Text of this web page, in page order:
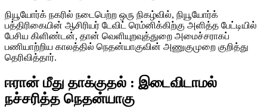
நியூயோர்க் நகரில் நடைபெற்ற ஒரு நிகழ்வில், நியூயோர்க்
பத்திரிகையின் ஆசிரியர் டேவிட் ரெம்னிக்கிற்கு அளித்த பேட்டியில்
பேசிய கிளிண்டன், தான் வெளியுறவுத்துறை அமைச்சராகப்
பணியாற்றிய காலத்தில் நெதன்யாகுவின் அணுகுமுறை குறித்து
தெரிவித்தார்.
ஈரான் மீது தாக்குதல் : இடைவிடாமல்
நச்சரித்த நெதன்யாகு